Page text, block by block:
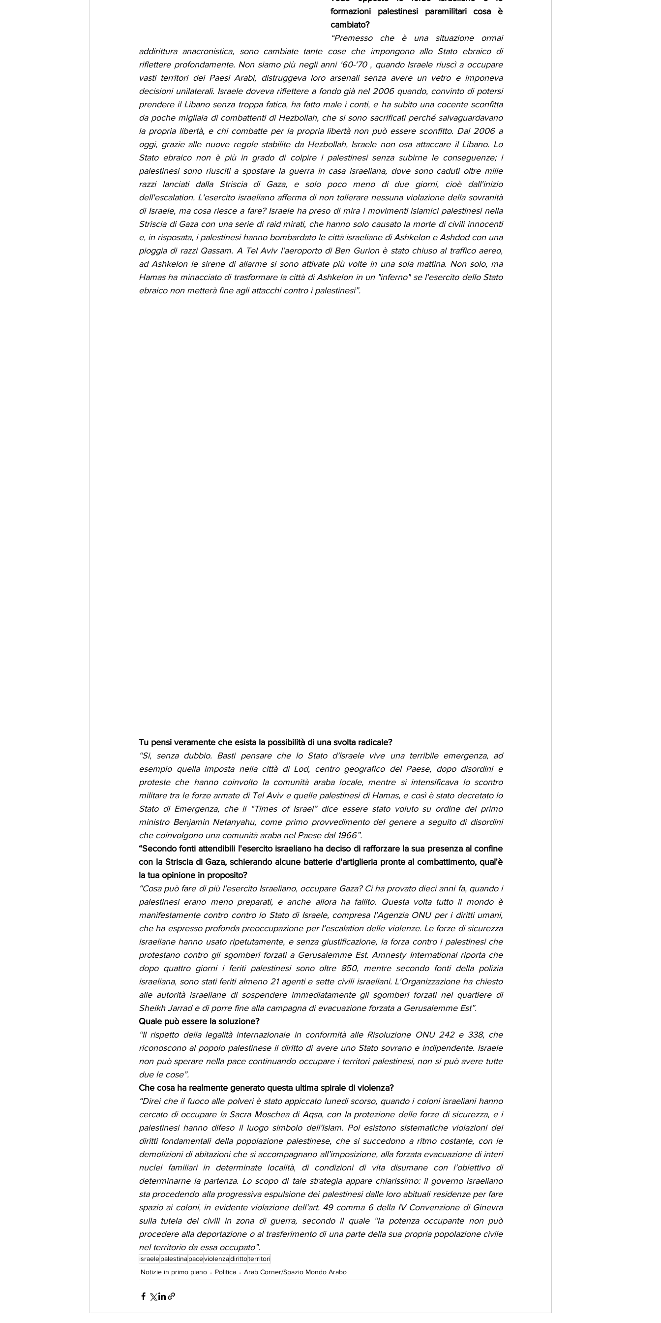
formazioni palestinesi paramilitari cosa è
cambiato?
“Premesso che è una situazione ormai
addirittura anacronistica, sono cambiate tante cose che impongono allo Stato ebraico di
riflettere profondamente. Non siamo più negli anni '60-'70 , quando Israele riuscì a occupare
vasti territori dei Paesi Arabi, distruggeva loro arsenali senza avere un vetro e imponeva
decisioni unilaterali. Israele doveva riflettere a fondo già nel 2006 quando, convinto di potersi
prendere il Libano senza troppa fatica, ha fatto male i conti, e ha subito una cocente sconfitta
da poche migliaia di combattenti di Hezbollah, che si sono sacrificati perché salvaguardavano
la propria libertà, e chi combatte per la propria libertà non può essere sconfitto. Dal 2006 a
oggi, grazie alle nuove regole stabilite da Hezbollah, Israele non osa attaccare il Libano. Lo
Stato ebraico non è più in grado di colpire i palestinesi senza subirne le conseguenze; i
palestinesi sono riusciti a spostare la guerra in casa israeliana, dove sono caduti oltre mille
razzi lanciati dalla Striscia di Gaza, e solo poco meno di due giorni, cioè dall'inizio
dell'escalation. L'esercito israeliano afferma di non tollerare nessuna violazione della sovranità
di Israele, ma cosa riesce a fare? Israele ha preso di mira i movimenti islamici palestinesi nella
Striscia di Gaza con una serie di raid mirati, che hanno solo causato la morte di civili innocenti
e, in risposata, i palestinesi hanno bombardato le città israeliane di Ashkelon e Ashdod con una
pioggia di razzi Qassam. A Tel Aviv l’aeroporto di Ben Gurion è stato chiuso al traffico aereo,
ad Ashkelon le sirene di allarme si sono attivate più volte in una sola mattina. Non solo, ma
Hamas ha minacciato di trasformare la città di Ashkelon in un "inferno" se l'esercito dello Stato
ebraico non metterà fine agli attacchi contro i palestinesi”.
Tu pensi veramente che esista la possibilità di una svolta radicale?
“Si, senza dubbio. Basti pensare che lo Stato d’Israele vive una terribile emergenza, ad
esempio quella imposta nella città di Lod, centro geografico del Paese, dopo disordini e
proteste che hanno coinvolto la comunità araba locale, mentre si intensificava lo scontro
militare tra le forze armate di Tel Aviv e quelle palestinesi di Hamas, e così è stato decretato lo
Stato di Emergenza, che il “Times of Israel” dice essere stato voluto su ordine del primo
ministro Benjamin Netanyahu, come primo provvedimento del genere a seguito di disordini
che coinvolgono una comunità araba nel Paese dal 1966”.
“Secondo fonti attendibili l'esercito israeliano ha deciso di rafforzare la sua presenza al confine
con la Striscia di Gaza, schierando alcune batterie d'artiglieria pronte al combattimento, qual'è
la tua opinione in proposito?
“Cosa può fare di più l’esercito Israeliano, occupare Gaza? Ci ha provato dieci anni fa, quando i
palestinesi erano meno preparati, e anche allora ha fallito. Questa volta tutto il mondo è
manifestamente contro contro lo Stato di Israele, compresa l'Agenzia ONU per i diritti umani,
che ha espresso profonda preoccupazione per l'escalation delle violenze. Le forze di sicurezza
israeliane hanno usato ripetutamente, e senza giustificazione, la forza contro i palestinesi che
protestano contro gli sgomberi forzati a Gerusalemme Est. Amnesty International riporta che
dopo quattro giorni i feriti palestinesi sono oltre 850, mentre secondo fonti della polizia
israeliana, sono stati feriti almeno 21 agenti e sette civili israeliani. L'Organizzazione ha chiesto
alle autorità israeliane di sospendere immediatamente gli sgomberi forzati nel quartiere di
Sheikh Jarrad e di porre fine alla campagna di evacuazione forzata a Gerusalemme Est”.
Quale può essere la soluzione?
“Il rispetto della legalità internazionale in conformità alle Risoluzione ONU 242 e 338, che
riconoscono al popolo palestinese il diritto di avere uno Stato sovrano e indipendente. Israele
non può sperare nella pace continuando occupare i territori palestinesi, non si può avere tutte
due le cose”.
Che cosa ha realmente generato questa ultima spirale di violenza?
“Direi che il fuoco alle polveri è stato appiccato lunedi scorso, quando i coloni israeliani hanno
cercato di occupare la Sacra Moschea di Aqsa, con la protezione delle forze di sicurezza, e i
palestinesi hanno difeso il luogo simbolo dell’Islam. Poi esistono sistematiche violazioni dei
diritti fondamentali della popolazione palestinese, che si succedono a ritmo costante, con le
demolizioni di abitazioni che si accompagnano all’imposizione, alla forzata evacuazione di interi
nuclei familiari in determinate località, di condizioni di vita disumane con l’obiettivo di
determinarne la partenza. Lo scopo di tale strategia appare chiarissimo: il governo israeliano
sta procedendo alla progressiva espulsione dei palestinesi dalle loro abituali residenze per fare
spazio ai coloni, in evidente violazione dell’art. 49 comma 6 della IV Convenzione di Ginevra
sulla tutela dei civili in zona di guerra, secondo il quale “la potenza occupante non può
procedere alla deportazione o al trasferimento di una parte della sua propria popolazione civile
nel territorio da essa occupato”.
israelepalestinapaceviolenzadirittoterritori
Notizie in primo piano
Politica Arab Corner/Spazio Mondo Arabo